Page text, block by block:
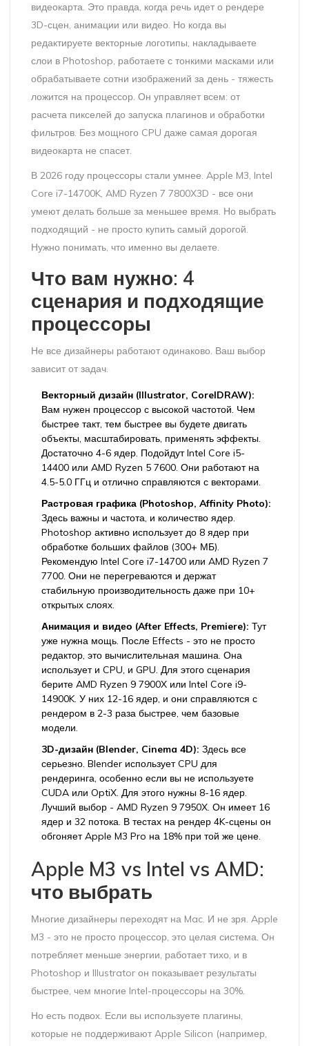
видеокарта. Это правда, когда речь идет о рендере
3D-сцен, анимации или видео. Но когда вы
редактируете векторные логотипы, накладываете
слои в Photoshop, работаете с тонкими масками или
обрабатываете сотни изображений за день - тяжесть
ложится на процессор. Он управляет всем: от
расчета пикселей до запуска плагинов и обработки
фильтров. Без мощного CPU даже самая дорогая
видеокарта не спасет.
В 2026 году процессоры стали умнее. Apple M3, Intel
Core i7-14700K, AMD Ryzen 7 7800X3D - все они
умеют делать больше за меньшее время. Но выбрать
подходящий - не просто купить самый дорогой.
Нужно понимать, что именно вы делаете.
Что вам нужно: 4
сценария и подходящие
процессоры
Не все дизайнеры работают одинаково. Ваш выбор
зависит от задач.
Векторный дизайн (Illustrator, CorelDRAW):
Вам нужен процессор с высокой частотой. Чем
быстрее такт, тем быстрее вы будете двигать
объекты, масштабировать, применять эффекты.
Достаточно 4-6 ядер. Подойдут Intel Core i5-
14400 или AMD Ryzen 5 7600. Они работают на
4.5-5.0 ГГц и отлично справляются с векторами.
Растровая графика (Photoshop, Affinity Photo):
Здесь важны и частота, и количество ядер.
Photoshop активно использует до 8 ядер при
обработке больших файлов (300+ МБ).
Рекомендую Intel Core i7-14700 или AMD Ryzen 7
7700. Они не перегреваются и держат
стабильную производительность даже при 10+
открытых слоях.
Анимация и видео (After Effects, Premiere): Тут
уже нужна мощь. После Effects - это не просто
редактор, это вычислительная машина. Она
использует и CPU, и GPU. Для этого сценария
берите AMD Ryzen 9 7900X или Intel Core i9-
14900K. У них 12-16 ядер, и они справляются с
рендером в 2-3 раза быстрее, чем базовые
модели.
3D-дизайн (Blender, Cinema 4D): Здесь все
серьезно. Blender использует CPU для
рендеринга, особенно если вы не используете
CUDA или OptiX. Для этого нужны 8-16 ядер.
Лучший выбор - AMD Ryzen 9 7950X. Он имеет 16
ядер и 32 потока. В тестах на рендер 4K-сцены он
обгоняет Apple M3 Pro на 18% при той же цене.
Apple M3 vs Intel vs AMD:
что выбрать
Многие дизайнеры переходят на Mac. И не зря. Apple
M3 - это не просто процессор, это целая система. Он
потребляет меньше энергии, работает тихо, и в
Photoshop и Illustrator он показывает результаты
быстрее, чем многие Intel-процессоры на 30%.
Но есть подвох. Если вы используете плагины,
которые не поддерживают Apple Silicon (например,